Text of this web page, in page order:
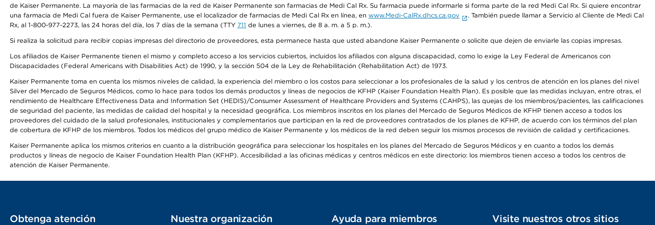
de Kaiser Permanente. La mayoría de las farmacias de la red de Kaiser Permanente son farmacias de Medi Cal Rx. Su farmacia puede informarle si forma parte de la red Medi Cal Rx. Si quiere encontrar
una farmacia de Medi Cal fuera de Kaiser Permanente, use el localizador de farmacias de Medi Cal Rx en línea, en www.Medi-CalRx.dhcs.ca.gov
. También puede llamar a Servicio al Cliente de Medi Cal
Rx, al 1-800-977-2273, las 24 horas del día, los 7 días de la semana (TTY 711 de lunes a viernes, de 8 a. m. a 5 p. m.).
Si realiza la solicitud para recibir copias impresas del directorio de proveedores, esta permanece hasta que usted abandone Kaiser Permanente o solicite que dejen de enviarle las copias impresas.
Los afiliados de Kaiser Permanente tienen el mismo y completo acceso a los servicios cubiertos, incluidos los afiliados con alguna discapacidad, como lo exige la Ley Federal de Americanos con
Discapacidades (Federal Americans with Disabilities Act) de 1990, y la sección 504 de la Ley de Rehabilitación (Rehabilitation Act) de 1973.
Kaiser Permanente toma en cuenta los mismos niveles de calidad, la experiencia del miembro o los costos para seleccionar a los profesionales de la salud y los centros de atención en los planes del nivel
Silver del Mercado de Seguros Médicos, como lo hace para todos los demás productos y líneas de negocios de KFHP (Kaiser Foundation Health Plan). Es posible que las medidas incluyan, entre otras, el
rendimiento de Healthcare Effectiveness Data and Information Set (HEDIS)/Consumer Assessment of Healthcare Providers and Systems (CAHPS), las quejas de los miembros/pacientes, las calificaciones
de seguridad del paciente, las medidas de calidad del hospital y la necesidad geográfica. Los miembros inscritos en los planes del Mercado de Seguros Médicos de KFHP tienen acceso a todos los
proveedores del cuidado de la salud profesionales, institucionales y complementarios que participan en la red de proveedores contratados de los planes de KFHP, de acuerdo con los términos del plan
de cobertura de KFHP de los miembros. Todos los médicos del grupo médico de Kaiser Permanente y los médicos de la red deben seguir los mismos procesos de revisión de calidad y certificaciones.
Kaiser Permanente aplica los mismos criterios en cuanto a la distribución geográfica para seleccionar los hospitales en los planes del Mercado de Seguros Médicos y en cuanto a todos los demás
productos y líneas de negocio de Kaiser Foundation Health Plan (KFHP). Accesibilidad a las oficinas médicas y centros médicos en este directorio: los miembros tienen acceso a todos los centros de
atención de Kaiser Permanente.
Obtenga atención Nuestra organización Ayuda para miembros Visite nuestros otros sitios